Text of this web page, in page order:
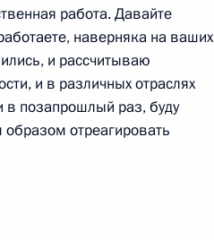
работа. Давайте
наверняка на ваших
и рассчитываю
и в различных отраслях
позапрошлый раз, буду
отреагировать